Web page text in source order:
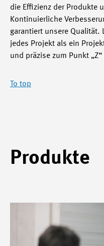
die Effizienz der Produkte
Kontinuierliche
garantiert unsere
jedes Projekt als ein
und präzise zum Punkt
To top
Produkte